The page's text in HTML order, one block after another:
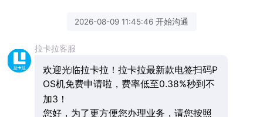
2026-08-09 11:45:46 开始沟通
拉卡拉客服
欢迎光临拉卡拉！拉卡拉最新款电签扫码P
OS机免费申请啦，费率低至0.38%秒到不
加3！
您好，为了更方便您办理业务，请您按照